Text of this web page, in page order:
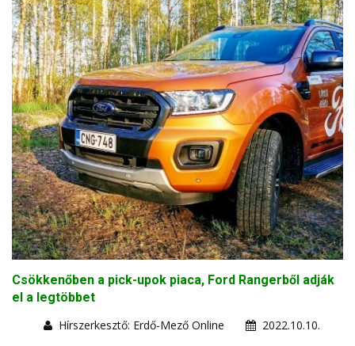
Csökkenőben a pick-upok piaca, Ford Rangerből adják
el a legtöbbet
Hírszerkesztő: Erdő-Mező Online
2022.10.10.